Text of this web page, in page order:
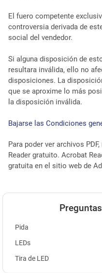
El fuero competente
controversia derivada de
social del vendedor.
Si alguna disposición de
resultara inválida, ello no
disposiciones. La
que se aproxime lo más
la disposición inválida.
Bajarse las Condiciones
Para poder ver archivos
Reader gratuito. Acrobat
gratuita en el sitio web de
Pida
LEDs
Tira de LED